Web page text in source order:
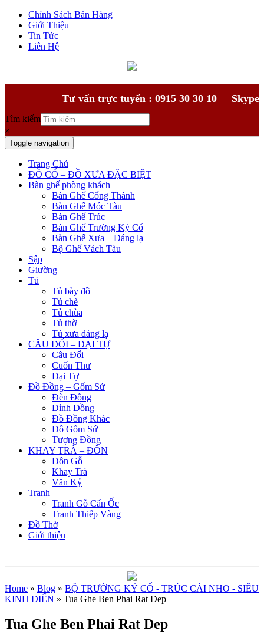
Chính Sách Bán Hàng
Giới Thiệu
Tin Tức
Liên Hệ
Tư vấn trực tuyến : 0915 30 30 10 Skype
Tìm kiếm
×
Toggle navigation
Trang Chủ
ĐỒ CỔ – ĐỒ XƯA ĐẶC BIỆT
Bàn ghế phòng khách
Bàn Ghế Cổng Thành
Bàn Ghế Móc Tàu
Bàn Ghế Trúc
Bàn Ghế Trường Kỷ Cổ
Bàn Ghế Xưa – Dáng lạ
Bộ Ghế Vách Tàu
Sập
Giường
Tủ
Tủ bày đồ
Tủ chè
Tủ chùa
Tủ thờ
Tủ xưa dáng lạ
CÂU ĐỐI – ĐẠI TỰ
Câu Đối
Cuốn Thư
Đại Tự
Đồ Đồng – Gốm Sứ
Đèn Đồng
Đỉnh Đồng
Đồ Đồng Khác
Đồ Gốm Sứ
Tượng Đồng
KHAY TRÀ – ĐÔN
Đôn Gỗ
Khay Trà
Văn Kỷ
Tranh
Tranh Gỗ Cẩn Ốc
Tranh Thiếp Vàng
Đồ Thờ
Giới thiệu
Home » Blog » BỘ TRƯỜNG KỶ CỔ - TRÚC CÀI NHO - SIÊU
KINH ĐIỂN » Tua Ghe Ben Phai Rat Dep
Tua Ghe Ben Phai Rat Dep